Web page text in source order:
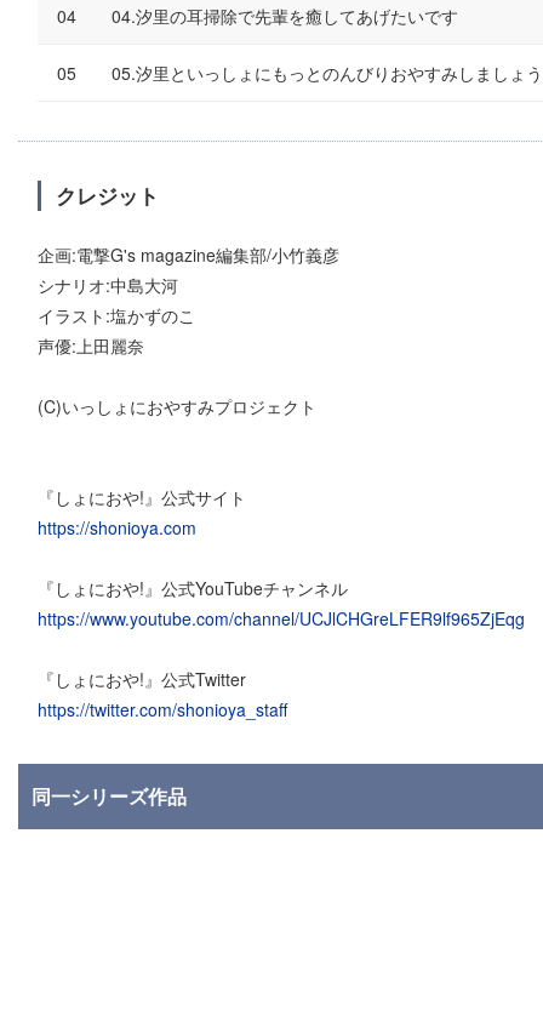
04.汐里の耳掃除で先輩を癒してあげたいです
05.汐里といっしょにもっとのんびりおやすみしましょ
クレジット
企画:電撃G's magazine編集部/小竹義彦
シナリオ:中島大河
イラスト:塩かずのこ
声優:上田麗奈
(C)いっしょにおやすみプロジェクト
『しょにおや!』公式サイト
https://shonioya.com
『しょにおや!』公式YouTubeチャンネル
https://www.youtube.com/channel/UCJlCHGreLFER9lf965ZjEqg
『しょにおや!』公式Twitter
https://twitter.com/shonioya_staff
同一シリーズ作品